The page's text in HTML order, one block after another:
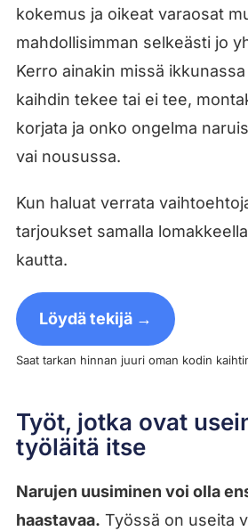
kokemus ja oikeat varaosat
mahdollisimman selkeästi jo
Kerro ainakin missä
kaihdin tekee tai ei tee,
korjata ja onko ongelma
vai nousussa.
Kun haluat verrata
tarjoukset samalla
kautta.
Löydä tekijä →
Saat tarkan hinnan juuri oman kodin
Työt, jotka ovat
työläitä itse
Narujen uusiminen voi olla
haastavaa. Työssä on useita